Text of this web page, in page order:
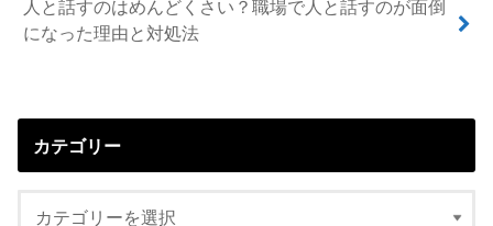
人と話すのはめんどくさい？職場で人と話すのが面倒
になった理由と対処法
カテゴリー